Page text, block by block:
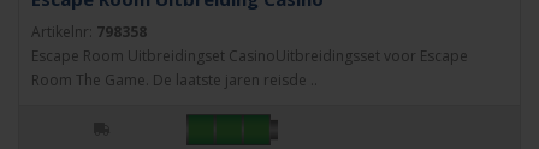
Artikelnr: 798358
Escape Room Uitbreidingset CasinoUitbreidingsset voor Escape
Room The Game. De laatste jaren reisde ..